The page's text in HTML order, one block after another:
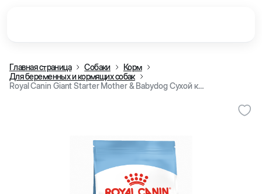
Главная страница Собаки
Корм
Для беременных и кормящих собак
Royal Canin Giant Starter Mother & Babydog Сухой корм для беременных и кормящих собак и щенков очень крупных пород (15 кг)